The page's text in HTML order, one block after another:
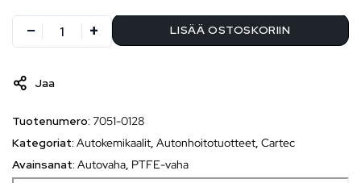
LISÄÄ OSTOSKORIIN
Jaa
Tuotenumero: 7051-0128
Kategoriat: Autokemikaalit, Autonhoitotuotteet, Cartec
Avainsanat: Autovaha, PTFE-vaha